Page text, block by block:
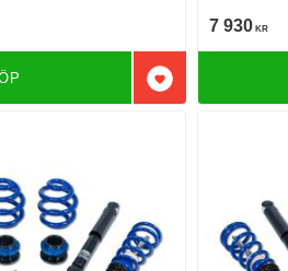
Lägg till i favoriter
7 930 KR